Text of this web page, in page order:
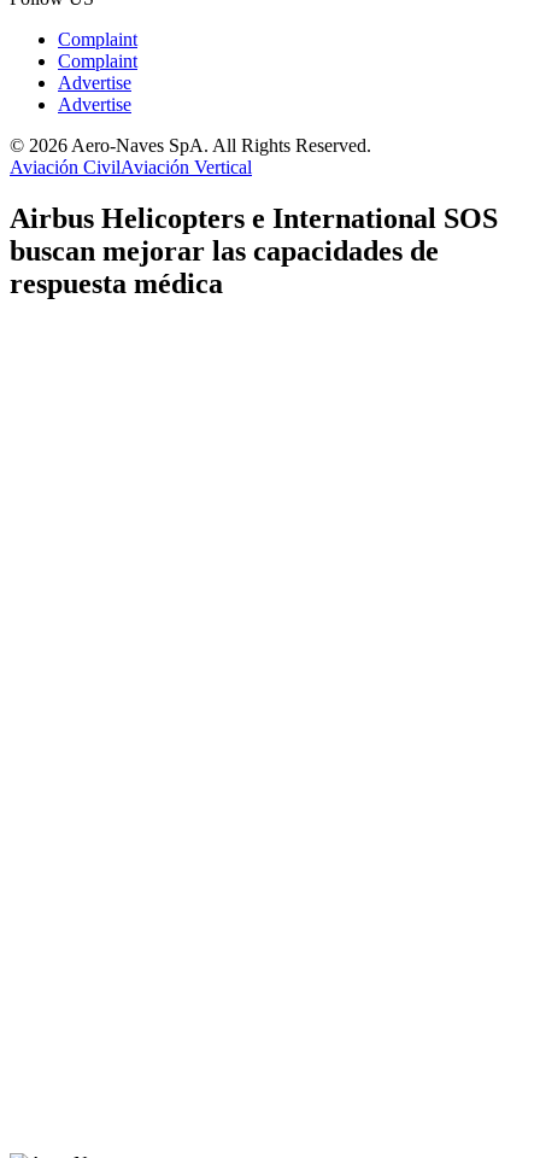
Complaint
Complaint
Advertise
Advertise
© 2026 Aero-Naves SpA. All Rights Reserved.
Aviación CivilAviación Vertical
Airbus Helicopters e International SOS
buscan mejorar las capacidades de
respuesta médica